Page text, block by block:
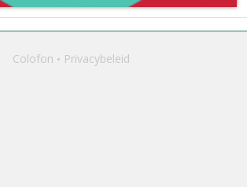
Colofon Privacybeleid